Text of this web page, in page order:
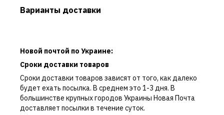
Варианты доставки
Новой почтой по Украине:
Сроки доставки товаров
Сроки доставки товаров зависят от того, как далеко
будет ехать посылка. В среднем это 1-3 дня. В
большинстве крупных городов Украины Новая Почта
доставляет посылки в течение суток.